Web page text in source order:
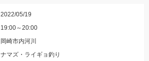
2022/05/19
19:00～20:00
岡崎市内河川
ナマズ・ライギョ釣り